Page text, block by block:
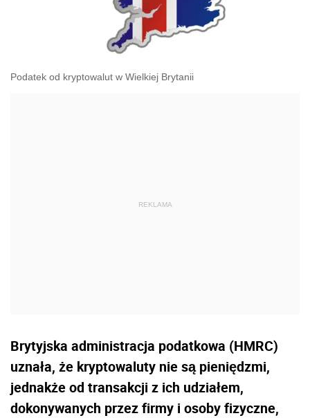
Podatek od kryptowalut w Wielkiej Brytanii
Brytyjska administracja podatkowa (HMRC)
uznała, że kryptowaluty nie są pieniędzmi,
jednakże od transakcji z ich udziałem,
dokonywanych przez firmy i osoby fizyczne,